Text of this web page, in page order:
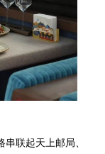
联起天上邮局、